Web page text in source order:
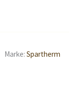
Marke: Spartherm